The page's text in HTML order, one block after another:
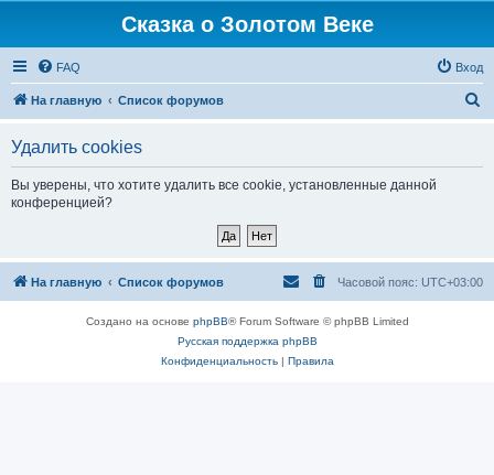
Сказка о Золотом Веке
FAQ Вход
На главную Список форумов
Удалить cookies
Вы уверены, что хотите удалить все cookie, установленные данной
конференцией?
На главную Список форумов Часовой пояс: UTC+03:00
Создано на основе phpBB® Forum Software © phpBB Limited
Русская поддержка phpBB
Конфиденциальность| Правила